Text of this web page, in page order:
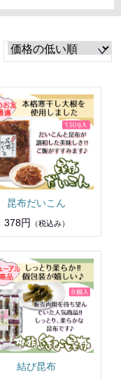
昆布だいこん
378円
（税込み）
結び昆布